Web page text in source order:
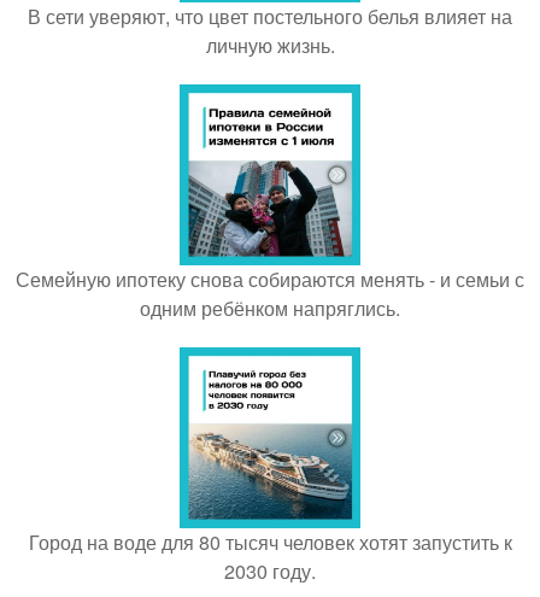
В сети уверяют, что цвет постельного белья влияет на
личную жизнь.
Семейную ипотеку снова собираются менять - и семьи с
одним ребёнком напряглись.
Город на воде для 80 тысяч человек хотят запустить к
2030 году.